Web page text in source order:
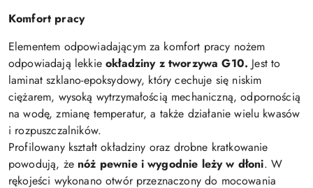
Komfort pracy
Elementem odpowiadającym za komfort pracy nożem
odpowiadają lekkieokładziny z tworzywa G10. Jest to
laminat szklano-epoksydowy, który cechuje się niskim
ciężarem, wysoką wytrzymałością mechaniczną, odpornością
na wodę, zmianę temperatur, a także działanie wielu kwasów
i rozpuszczalników.
Profilowany kształt okładziny oraz drobne kratkowanie
powodują, że nóż pewnie i wygodnie leży w dłoni. W
rękojeści wykonano otwór przeznaczony do mocowania